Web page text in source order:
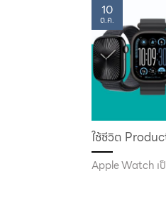
ใช้ชีวิต
Apple Watch เป็
10
ต.ค.